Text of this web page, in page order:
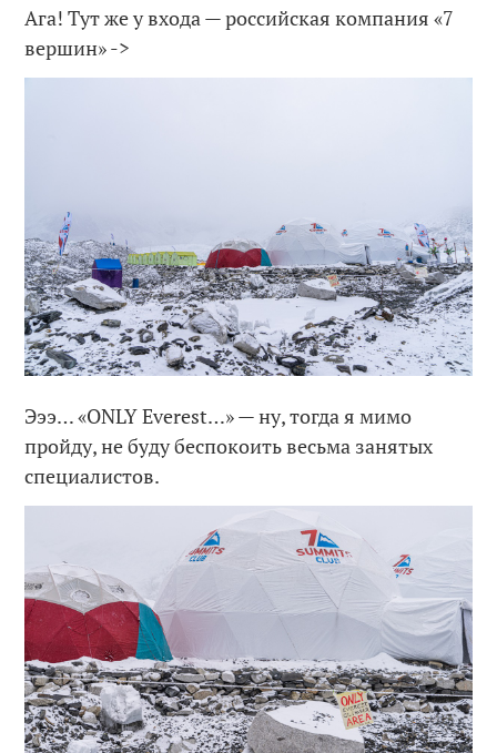
Ага! Тут же у входа — российская компания «7
вершин» ->
Эээ… «ONLY Everest…» — ну, тогда я мимо
пройду, не буду беспокоить весьма занятых
специалистов.